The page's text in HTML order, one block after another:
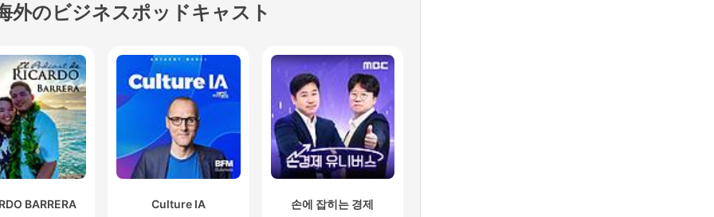
外のビジネスポッドキャスト
BARRERA Culture IA 손에 잡히는 경제